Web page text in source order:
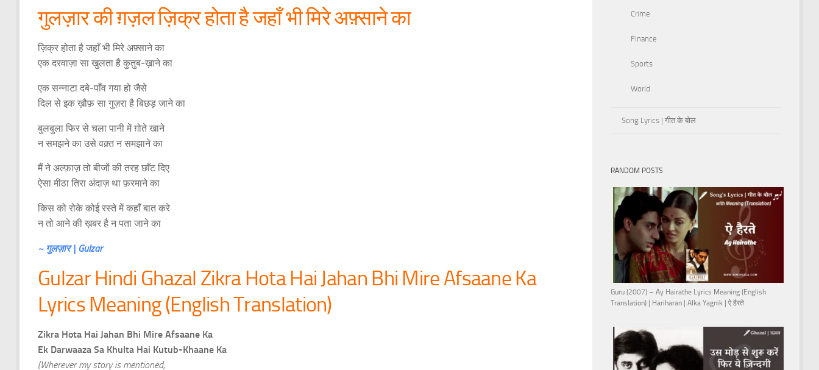
गुलज़ार की ग़ज़ल ज़िक्र होता है जहाँ भी मिरे अफ़्साने का
ज़िक्र होता है जहाँ भी मिरे अफ़्साने का
एक दरवाज़ा सा खुलता है कुतुब-ख़ाने का
एक सन्नाटा दबे-पाँव गया हो जैसे
दिल से इक ख़ौफ़ सा गुज़रा है बिछड़ जाने का
बुलबुला फिर से चला पानी में ग़ोते खाने
न समझने का उसे वक़्त न समझाने का
मैं ने अल्फ़ाज़ तो बीजों की तरह छाँट दिए
ऐसा मीठा तिरा अंदाज़ था फ़रमाने का
किस को रोके कोई रस्ते में कहाँ बात करे
न तो आने की ख़बर है न पता जाने का
~ गुलज़ार | Gulzar
Gulzar Hindi Ghazal Zikra Hota Hai Jahan Bhi Mire Afsaane Ka
Lyrics Meaning (English Translation)
Zikra Hota Hai Jahan Bhi Mire Afsaane Ka
Ek Darwaaza Sa Khulta Hai Kutub-Khaane Ka
(Wherever my story is mentioned,
Crime
Finance
Sports
World
Song Lyrics | गीत के बोल
RANDOM POSTS
Guru (2007) – Ay Hairathe Lyrics Meaning (English
Translation) | Hariharan | Alka Yagnik | ऐ हैरते